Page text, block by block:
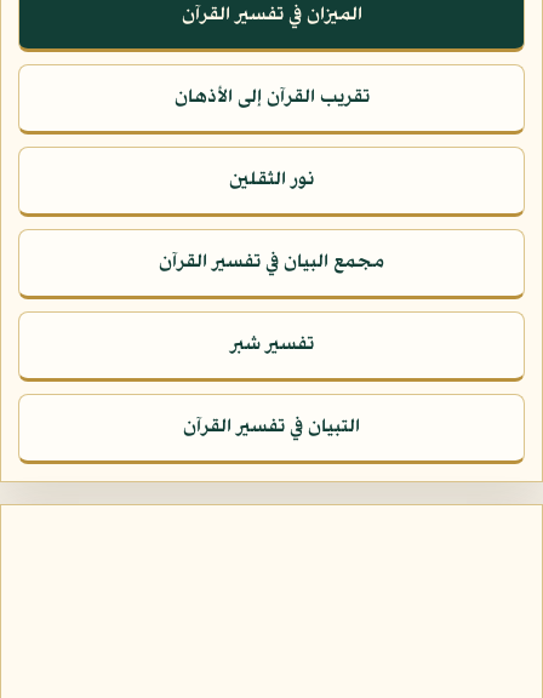
الميزان في تفسير القرآن
تقريب القرآن إلى الأذهان
نور الثقلين
مجمع البيان في تفسير القرآن
تفسير شبر
التبيان في تفسير القرآن